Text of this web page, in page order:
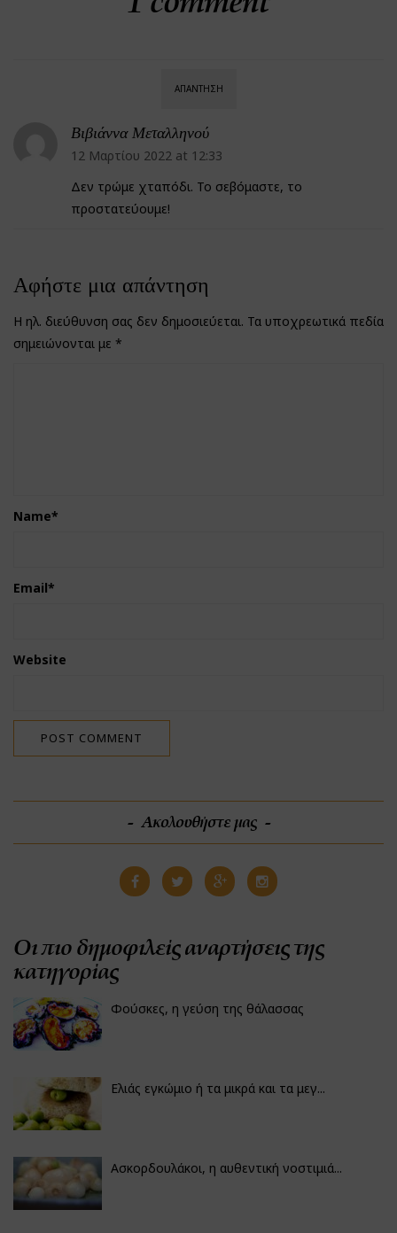
ΑΠΆΝΤΗΣΗ
Βιβιάννα Μεταλληνού
12 Μαρτίου 2022 at 12:33
Δεν τρώμε χταπόδι. Το σεβόμαστε, το
προστατεύουμε!
Αφήστε μια απάντηση
Η ηλ. διεύθυνση σας δεν δημοσιεύεται. Τα υποχρεωτικά πεδία
σημειώνονται με *
Name*
Email*
Website
Ακολουθήστε μας
Οι πιο δημοφιλείς αναρτήσεις της
κατηγορίας
Φούσκες, η γεύση της θάλασσας
Ελιάς εγκώμιο ή τα μικρά και τα μεγ...
Ασκορδουλάκοι, η αυθεντική νοστιμιά...